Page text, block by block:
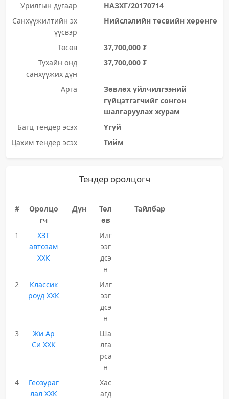
Урилгын дугаар
НАЗХГ/20170714
Санхүүжилтийн эх
үүсвэр
Нийслэлийн төсвийн хөрөнгө
Төсөв
37,700,000 ₮
Тухайн онд
санхүүжих дүн
37,700,000 ₮
Арга
Зөвлөх үйлчилгээний
гүйцэтгэгчийг сонгон
шалгаруулах журам
Багц тендер эсэх
Үгүй
Цахим тендер эсэх
Тийм
Тендер оролцогч
#
Оролцо
гч
Дүн
Төл
өв
Тайлбар
1
ХЗТ
автозам
ХХК
Илг
ээг
дсэ
н
2
Классик
роуд ХХК
Илг
ээг
дсэ
н
3
Жи Ар
Си ХХК
Ша
лга
рса
н
4
Геозураг
лал ХХК
Хас
агд